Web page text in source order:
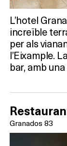
L’hotel
increïble
per als
l’Eixample.
bar, amb
Granados 83